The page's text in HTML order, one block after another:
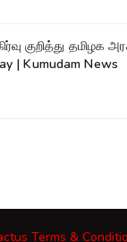
குறித்து தமிழக
| Kumudam News
Terms &